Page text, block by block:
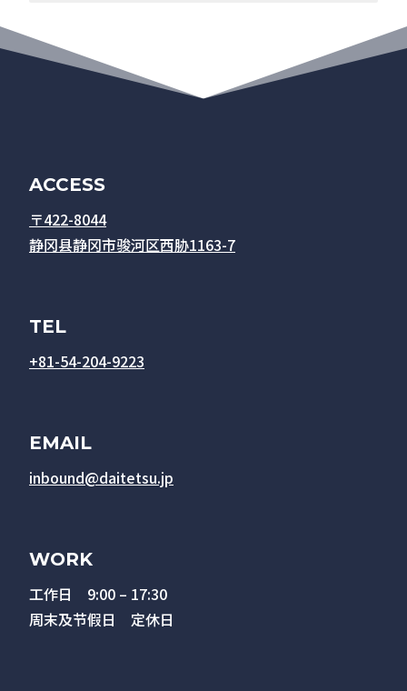
ACCESS
〒422-8044
静冈县静冈市骏河区西胁1163-7
TEL
+81-54-204-9223
EMAIL
inbound@daitetsu.jp
WORK
工作日 9:00 – 17:30
周末及节假日 定休日